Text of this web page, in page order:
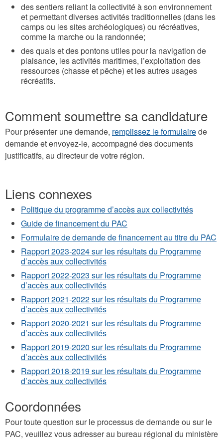
des sentiers reliant la collectivité à son environnement
et permettant diverses activités traditionnelles (dans les
camps ou les sites archéologiques) ou récréatives,
comme la marche ou la randonnée;
des quais et des pontons utiles pour la navigation de
plaisance, les activités maritimes, l’exploitation des
ressources (chasse et pêche) et les autres usages
récréatifs.
Comment soumettre sa candidature
Pour présenter une demande, remplissez le formulairede
demande et envoyez-le, accompagné des documents
justificatifs, au directeur de votre région.
Liens connexes
Politique du programme d’accès aux collectivités
Guide de financement du PAC
Formulaire de demande de financement au titre du PAC
Rapport 2023-2024 sur les résultats du Programme
d’accès aux collectivités
Rapport 2022-2023 sur les résultats du Programme
d’accès aux collectivités
Rapport 2021-2022 sur les résultats du Programme
d’accès aux collectivités
Rapport 2020-2021 sur les résultats du Programme
d’accès aux collectivités
Rapport 2019-2020 sur les résultats du Programme
d’accès aux collectivités
Rapport 2018-2019 sur les résultats du Programme
d’accès aux collectivités
Coordonnées
Pour toute question sur le processus de demande ou sur le
PAC, veuillez vous adresser au bureau régional du ministère